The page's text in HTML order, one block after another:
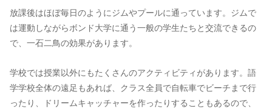
放課後はほぼ毎日のようにジムやプールに通っています。ジムで
は運動しながらボンド大学に通う一般の学生たちと交流できるの
で、一石二鳥の効果があります。
学校では授業以外にもたくさんのアクティビティがあります。語
学学校全体の遠足もあれば、クラス全員で自転車でビーチまで行
ったり、ドリームキャッチャーを作ったりすることもあるので、